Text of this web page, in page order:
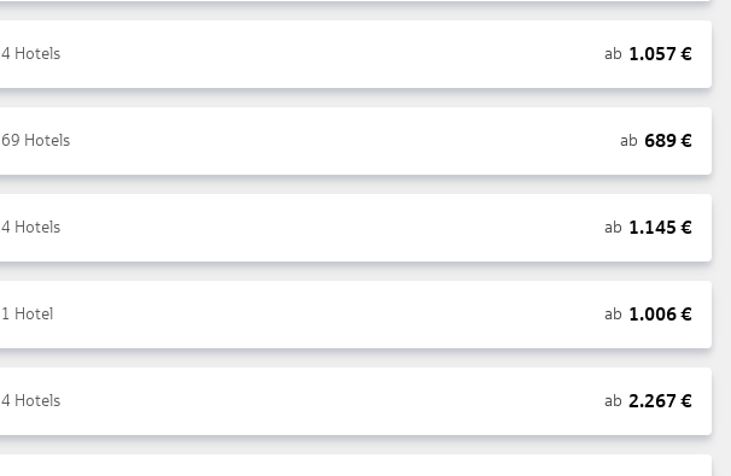
4 Hotels ab 1.057 €
69 Hotels ab 689€
4 Hotels ab 1.145 €
1 Hotel ab 1.006€
4 Hotels ab 2.267 €